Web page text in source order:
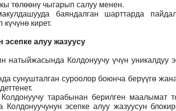
төлөөнү чыгарып салуу менен.
баяндалган шарттарда
кирет.
эсепке алуу жазуусу
Колдонуучу үчүн уникалдуу
сунушталган суроолор боюнча берүүгө
тарабынан берилген маалымат
эсепке алуу жазуусун